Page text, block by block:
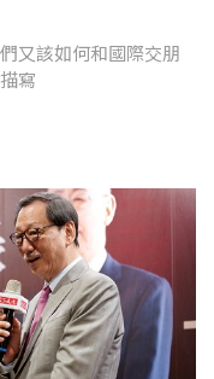
又該如何和國際交朋
寫